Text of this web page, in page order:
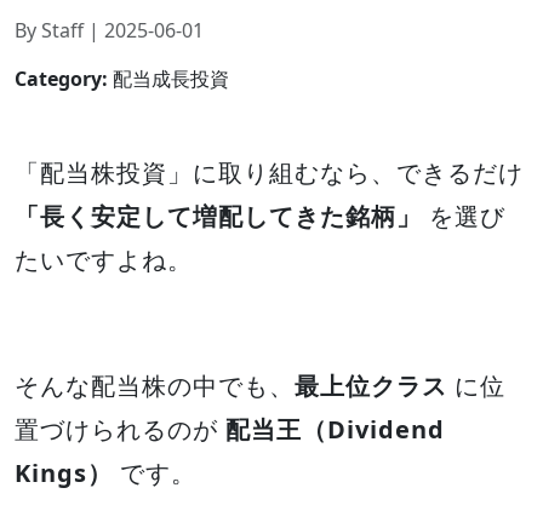
By Staff | 2025-06-01
Category: 配当成長投資
「配当株投資」に取り組むなら、できるだけ
「長く安定して増配してきた銘柄」
を選び
たいですよね。
そんな配当株の中でも、 最上位クラス に位
置づけられるのが 配当王（Dividend
Kings）
です。